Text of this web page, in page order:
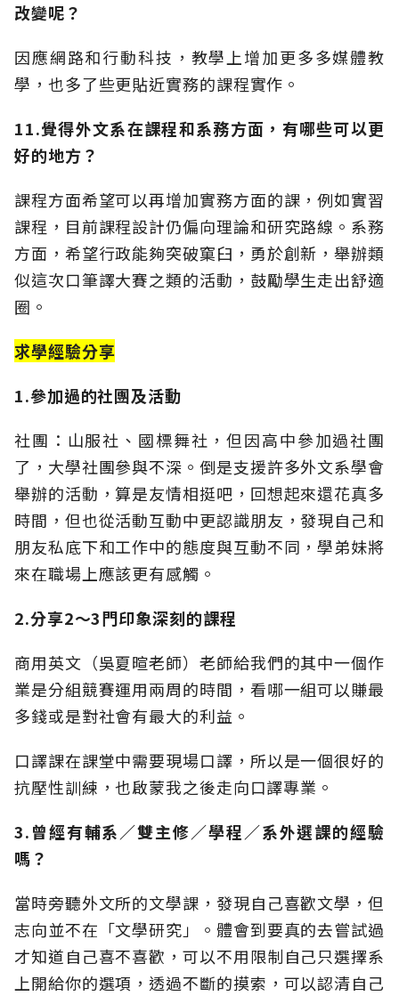
改變呢？
因應網路和行動科技，教學上增加更多多媒體教
學，也多了些更貼近實務的課程實作。
11.覺得外文系在課程和系務方面，有哪些可以更
好的地方？
課程方面希望可以再增加實務方面的課，例如實習
課程，目前課程設計仍偏向理論和研究路線。系務
方面，希望行政能夠突破窠臼，勇於創新，舉辦類
似這次口筆譯大賽之類的活動，鼓勵學生走出舒適
圈。
求學經驗分享
1.參加過的社團及活動
社團：山服社、國標舞社，但因高中參加過社團
了，大學社團參與不深。倒是支援許多外文系學會
舉辦的活動，算是友情相挺吧，回想起來還花真多
時間，但也從活動互動中更認識朋友，發現自己和
朋友私底下和工作中的態度與互動不同，學弟妹將
來在職場上應該更有感觸。
2.分享2～3門印象深刻的課程
商用英文（吳夏暄老師）老師給我們的其中一個作
業是分組競賽運用兩周的時間，看哪一組可以賺最
多錢或是對社會有最大的利益。
口譯課在課堂中需要現場口譯，所以是一個很好的
抗壓性訓練，也啟蒙我之後走向口譯專業。
3.曾經有輔系／雙主修／學程／系外選課的經驗
嗎？
當時旁聽外文所的文學課，發現自己喜歡文學，但
志向並不在「文學研究」。體會到要真的去嘗試過
才知道自己喜不喜歡，可以不用限制自己只選擇系
上開給你的選項，透過不斷的摸索，可以認清自己